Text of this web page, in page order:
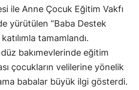
ile Anne Çocuk Eğitim Vakfı
yürütülen “Baba Destek
tamamlandı.
bakımevlerinde eğitim
çocukların velilerine yönelik
babalar büyük ilgi gösterdi.